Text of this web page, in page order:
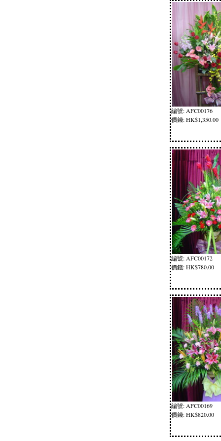
編號: AFC00176
價錢: HK$1,350.00
編號: AFC00172
價錢: HK$780.00
編號: AFC00169
價錢: HK$820.00